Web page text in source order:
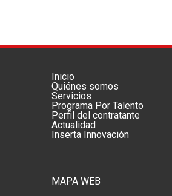
Menú footer principal
Inicio
Quiénes somos
Servicios
Programa Por Talento
Perfil del contratante
Actualidad
Inserta Innovación
Menú footer secundario
MAPA WEB